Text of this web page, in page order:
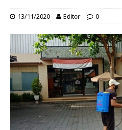
13/11/2020 Editor 0